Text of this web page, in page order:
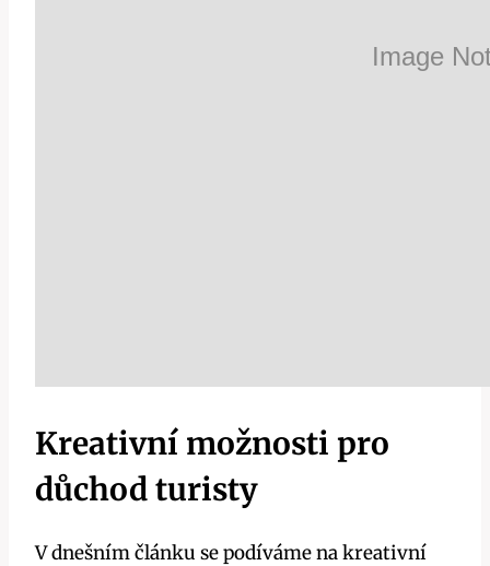
Kreativní možnosti pro
důchod turisty
V dnešním článku se podíváme na kreativní